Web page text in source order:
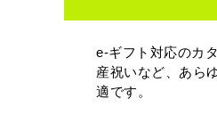
e-ギフト対応のカ
産祝いなど、あら
適です。